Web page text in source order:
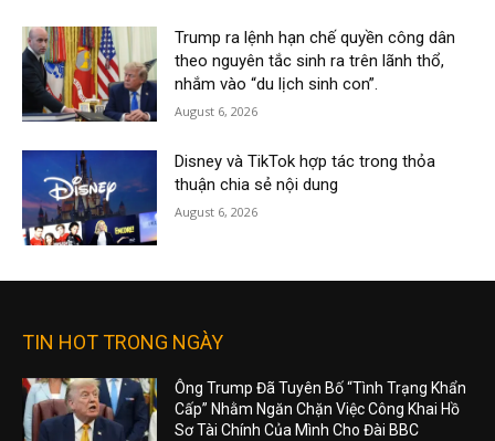
Trump ra lệnh hạn chế quyền công dân
theo nguyên tắc sinh ra trên lãnh thổ,
nhắm vào “du lịch sinh con”.
August 6, 2026
Disney và TikTok hợp tác trong thỏa
thuận chia sẻ nội dung
August 6, 2026
TIN HOT TRONG NGÀY
Ông Trump Đã Tuyên Bố “Tình Trạng Khẩn
Cấp” Nhằm Ngăn Chặn Việc Công Khai Hồ
Sơ Tài Chính Của Mình Cho Đài BBC